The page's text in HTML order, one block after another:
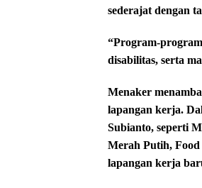
sederajat dengan
“Program-
disabilitas, serta
Menaker
lapangan kerja.
Subianto, seperti
Merah Putih, Food
lapangan kerja